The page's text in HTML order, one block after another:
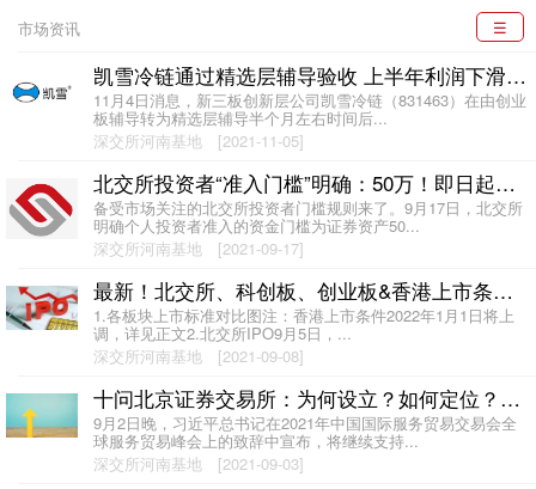
市场资讯 ☰
凯雪冷链通过精选层辅导验收 上半年利润下滑62%
11月4日消息，新三板创新层公司凯雪冷链（831463）在由创业
板辅导转为精选层辅导半个月左右时间后...
深交所河南基地
[2021-11-05]
北交所投资者“准入门槛”明确：50万！即日起可预约开户！
备受市场关注的北交所投资者门槛规则来了。9月17日，北交所
明确个人投资者准入的资金门槛为证券资产50...
深交所河南基地
[2021-09-17]
最新！北交所、科创板、创业板&香港上市条件梳理
1.各板块上市标准对比图注：香港上市条件2022年1月1日将上
调，详见正文2.北交所IPO9月5日，...
深交所河南基地
[2021-09-08]
十问北京证券交易所：为何设立？如何定位？哪些企业能上？
9月2日晚，习近平总书记在2021年中国国际服务贸易交易会全
球服务贸易峰会上的致辞中宣布，将继续支持...
深交所河南基地
[2021-09-03]